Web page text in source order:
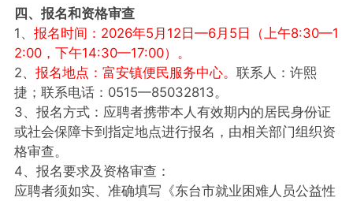
四、报名和资格审查
1、 报名时间：2026年5月12日—6月5日（上午8:30—1
2:00，下午14:30—17:00）。
2、 报名地点：富安镇便民服务中心。 联系人：许熙
捷；联系电话：0515—85032813。
3、报名方式：应聘者携带本人有效期内的居民身份证
或社会保障卡到指定地点进行报名，由相关部门组织资
格审查。
4、报名要求及资格审查：
应聘者须如实、准确填写《东台市就业困难人员公益性